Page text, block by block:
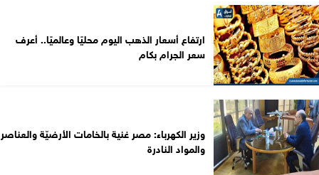
ارتفاع أسعار الذهب اليوم محليًا وعالميًا.. أعرف
سعر الجرام بكام
وزير الكهرباء: مصر غنية بالخامات الأرضيّة والعناصر
والمواد النادرة